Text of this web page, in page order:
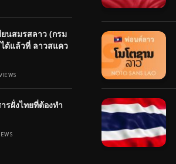
นสมรสลาว (กรม
ด้แล้วที่ ลาวสแคว
รฝั่งไทยที่ต้องทำ